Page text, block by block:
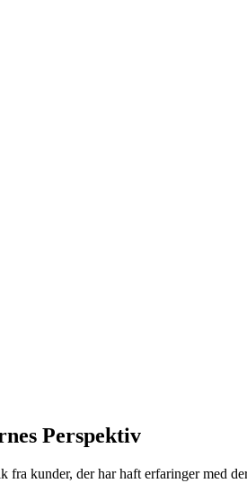
Perspektiv
kunder, der har haft erfaringer med